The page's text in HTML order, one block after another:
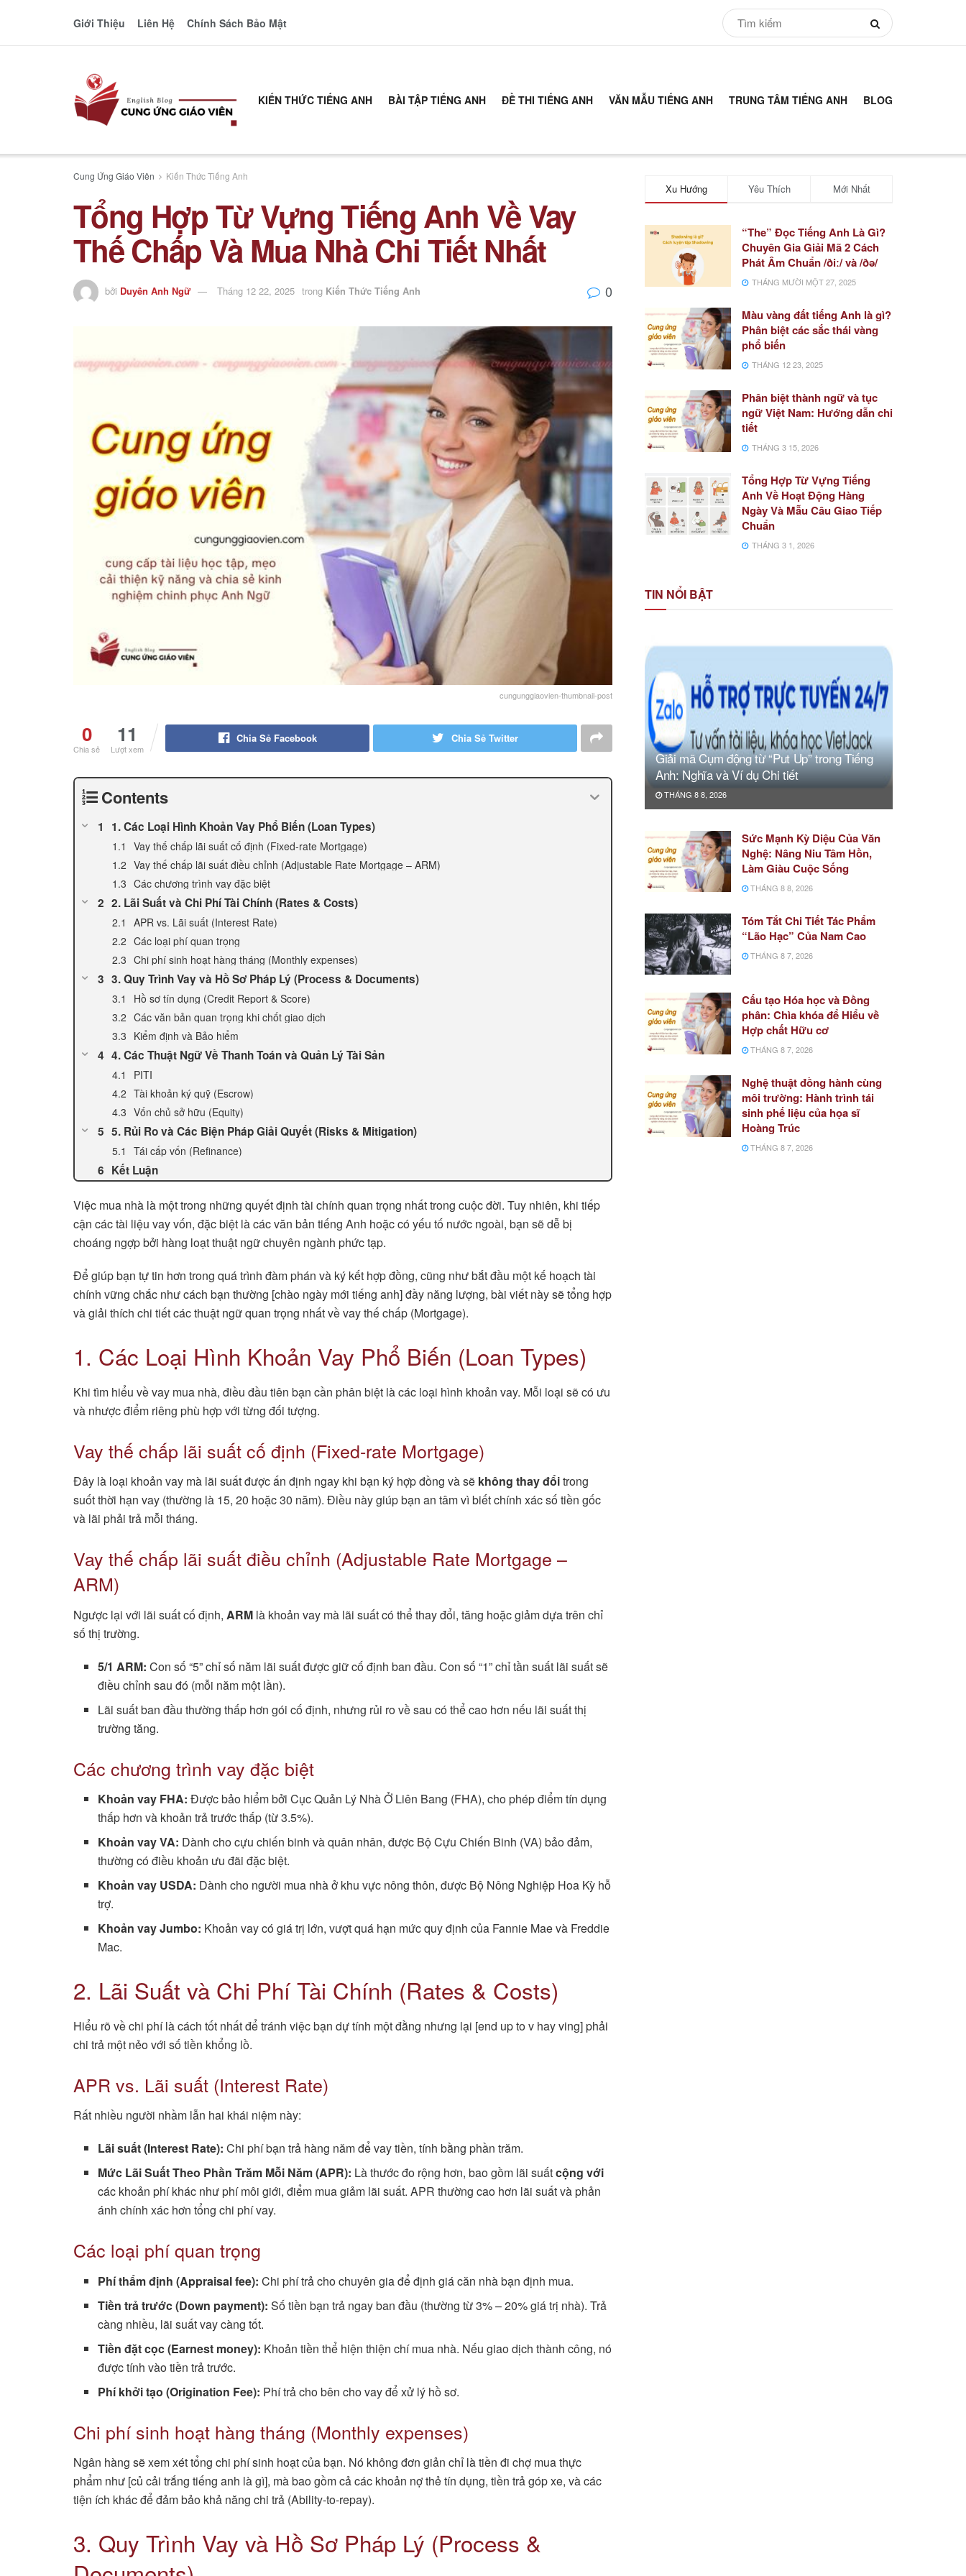
Giới Thiệu Liên Hệ Chính Sách Bảo Mật
KIẾN THỨC TIẾNG ANH BÀI TẬP TIẾNG ANH ĐỀ THI TIẾNG ANH VĂN MẪU TIẾNG ANH TRUNG TÂM TIẾNG ANH BLOG
Cung Ứng Giáo Viên Kiến Thức Tiếng Anh
Tổng Hợp Từ Vựng Tiếng Anh Về Vay
Thế Chấp Và Mua Nhà Chi Tiết Nhất
bởi Duyên Anh Ngữ Tháng 12 22, 2025 trong Kiến Thức Tiếng Anh 0
cungunggiaovien-thumbnail-post
0
Chia sẻ
11
Lượt xem
Chia Sẻ Facebook Chia Sẻ Twitter
Contents
1. Các Loại Hình Khoản Vay Phổ Biến (Loan Types)
Vay thế chấp lãi suất cố định (Fixed-rate Mortgage)
Vay thế chấp lãi suất điều chỉnh (Adjustable Rate Mortgage – ARM)
Các chương trình vay đặc biệt
2. Lãi Suất và Chi Phí Tài Chính (Rates & Costs)
APR vs. Lãi suất (Interest Rate)
Các loại phí quan trọng
Chi phí sinh hoạt hàng tháng (Monthly expenses)
3. Quy Trình Vay và Hồ Sơ Pháp Lý (Process & Documents)
Hồ sơ tín dụng (Credit Report & Score)
Các văn bản quan trọng khi chốt giao dịch
Kiểm định và Bảo hiểm
4. Các Thuật Ngữ Về Thanh Toán và Quản Lý Tài Sản
PITI
Tài khoản ký quỹ (Escrow)
Vốn chủ sở hữu (Equity)
5. Rủi Ro và Các Biện Pháp Giải Quyết (Risks & Mitigation)
Tái cấp vốn (Refinance)
Kết Luận
Việc mua nhà là một trong những quyết định tài chính quan trọng nhất trong cuộc đời. Tuy nhiên, khi tiếp
cận các tài liệu vay vốn, đặc biệt là các văn bản tiếng Anh hoặc có yếu tố nước ngoài, bạn sẽ dễ bị
choáng ngợp bởi hàng loạt thuật ngữ chuyên ngành phức tạp.
Để giúp bạn tự tin hơn trong quá trình đàm phán và ký kết hợp đồng, cũng như bắt đầu một kế hoạch tài
chính vững chắc như cách bạn thường [chào ngày mới tiếng anh] đầy năng lượng, bài viết này sẽ tổng hợp
và giải thích chi tiết các thuật ngữ quan trọng nhất về vay thế chấp (Mortgage).
1. Các Loại Hình Khoản Vay Phổ Biến (Loan Types)
Khi tìm hiểu về vay mua nhà, điều đầu tiên bạn cần phân biệt là các loại hình khoản vay. Mỗi loại sẽ có ưu
và nhược điểm riêng phù hợp với từng đối tượng.
Vay thế chấp lãi suất cố định (Fixed-rate Mortgage)
Đây là loại khoản vay mà lãi suất được ấn định ngay khi bạn ký hợp đồng và sẽ không thay đổitrong
suốt thời hạn vay (thường là 15, 20 hoặc 30 năm). Điều này giúp bạn an tâm vì biết chính xác số tiền gốc
và lãi phải trả mỗi tháng.
Vay thế chấp lãi suất điều chỉnh (Adjustable Rate Mortgage –
ARM)
Ngược lại với lãi suất cố định, ARM là khoản vay mà lãi suất có thể thay đổi, tăng hoặc giảm dựa trên chỉ
số thị trường.
5/1 ARM: Con số “5” chỉ số năm lãi suất được giữ cố định ban đầu. Con số “1” chỉ tần suất lãi suất sẽ
điều chỉnh sau đó (mỗi năm một lần).
Lãi suất ban đầu thường thấp hơn gói cố định, nhưng rủi ro về sau có thể cao hơn nếu lãi suất thị
trường tăng.
Các chương trình vay đặc biệt
Khoản vay FHA: Được bảo hiểm bởi Cục Quản Lý Nhà Ở Liên Bang (FHA), cho phép điểm tín dụng
thấp hơn và khoản trả trước thấp (từ 3.5%).
Khoản vay VA: Dành cho cựu chiến binh và quân nhân, được Bộ Cựu Chiến Binh (VA) bảo đảm,
thường có điều khoản ưu đãi đặc biệt.
Khoản vay USDA: Dành cho người mua nhà ở khu vực nông thôn, được Bộ Nông Nghiệp Hoa Kỳ hỗ
trợ.
Khoản vay Jumbo: Khoản vay có giá trị lớn, vượt quá hạn mức quy định của Fannie Mae và Freddie
Mac.
2. Lãi Suất và Chi Phí Tài Chính (Rates & Costs)
Hiểu rõ về chi phí là cách tốt nhất để tránh việc bạn dự tính một đằng nhưng lại [end up to v hay ving] phải
chi trả một nẻo với số tiền khổng lồ.
APR vs. Lãi suất (Interest Rate)
Rất nhiều người nhầm lẫn hai khái niệm này:
Lãi suất (Interest Rate): Chi phí bạn trả hàng năm để vay tiền, tính bằng phần trăm.
Mức Lãi Suất Theo Phần Trăm Mỗi Năm (APR): Là thước đo rộng hơn, bao gồm lãi suấtcộng với
các khoản phí khác như phí môi giới, điểm mua giảm lãi suất. APR thường cao hơn lãi suất và phản
ánh chính xác hơn tổng chi phí vay.
Các loại phí quan trọng
Phí thẩm định (Appraisal fee): Chi phí trả cho chuyên gia để định giá căn nhà bạn định mua.
Tiền trả trước (Down payment): Số tiền bạn trả ngay ban đầu (thường từ 3% – 20% giá trị nhà). Trả
càng nhiều, lãi suất vay càng tốt.
Tiền đặt cọc (Earnest money): Khoản tiền thể hiện thiện chí mua nhà. Nếu giao dịch thành công, nó
được tính vào tiền trả trước.
Phí khởi tạo (Origination Fee): Phí trả cho bên cho vay để xử lý hồ sơ.
Chi phí sinh hoạt hàng tháng (Monthly expenses)
Ngân hàng sẽ xem xét tổng chi phí sinh hoạt của bạn. Nó không đơn giản chỉ là tiền đi chợ mua thực
phẩm như [củ cải trắng tiếng anh là gì], mà bao gồm cả các khoản nợ thẻ tín dụng, tiền trả góp xe, và các
tiện ích khác để đảm bảo khả năng chi trả (Ability-to-repay).
3. Quy Trình Vay và Hồ Sơ Pháp Lý (Process &
Xu Hướng Yêu Thích Mới Nhất
“The” Đọc Tiếng Anh Là Gì?
Chuyên Gia Giải Mã 2 Cách
Phát Âm Chuẩn /ðiː/ và /ðə/
THÁNG MƯỜI MỘT 27, 2025
Màu vàng đất tiếng Anh là gì?
Phân biệt các sắc thái vàng
phổ biến
THÁNG 12 23, 2025
Phân biệt thành ngữ và tục
ngữ Việt Nam: Hướng dẫn chi
tiết
THÁNG 3 15, 2026
Tổng Hợp Từ Vựng Tiếng
Anh Về Hoạt Động Hàng
Ngày Và Mẫu Câu Giao Tiếp
Chuẩn
THÁNG 3 1, 2026
TIN NỔI BẬT
Giải mã Cụm động từ “Put Up” trong Tiếng
Anh: Nghĩa và Ví dụ Chi tiết
THÁNG 8 8, 2026
Sức Mạnh Kỳ Diệu Của Văn
Nghệ: Nâng Niu Tâm Hồn,
Làm Giàu Cuộc Sống
THÁNG 8 8, 2026
Tóm Tắt Chi Tiết Tác Phẩm
“Lão Hạc” Của Nam Cao
THÁNG 8 7, 2026
Cấu tạo Hóa học và Đồng
phân: Chìa khóa để Hiểu về
Hợp chất Hữu cơ
THÁNG 8 7, 2026
Nghệ thuật đồng hành cùng
môi trường: Hành trình tái
sinh phế liệu của họa sĩ
Hoàng Trúc
THÁNG 8 7, 2026